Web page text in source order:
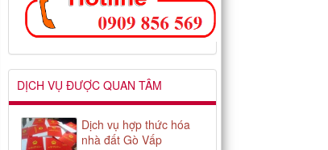
DỊCH VỤ ĐƯỢC QUAN TÂM
Dịch vụ hợp thức hóa
nhà đất Gò Vấp